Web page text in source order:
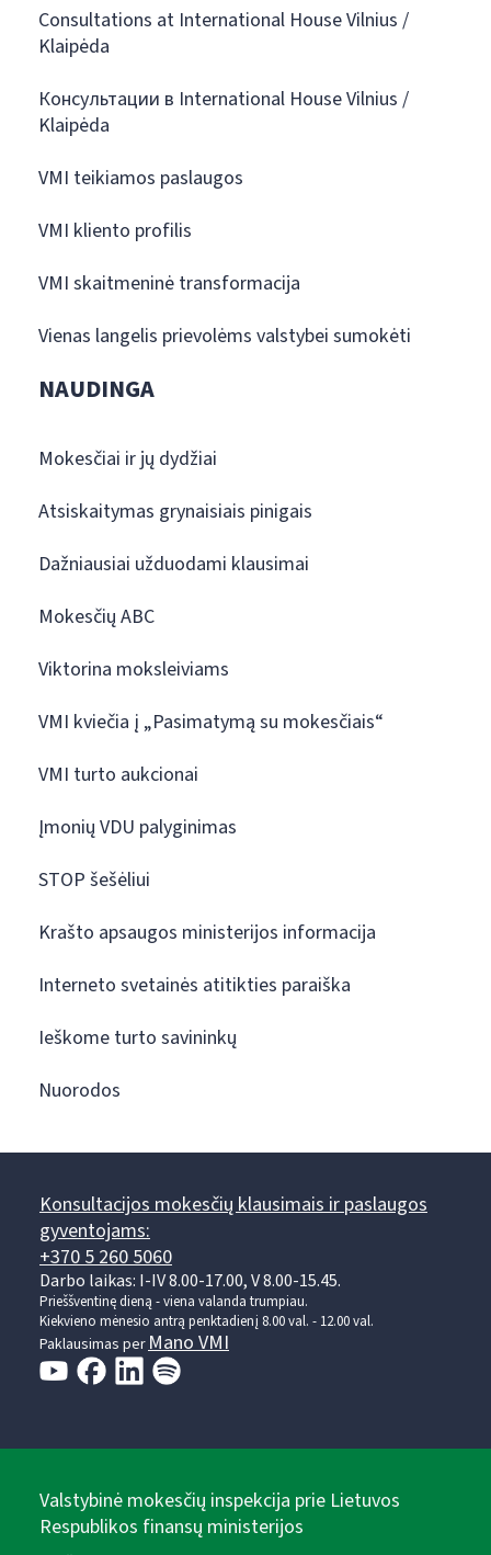
Consultations at International House Vilnius /
Klaipėda
Консультации в International House Vilnius /
Klaipėda
VMI teikiamos paslaugos
VMI kliento profilis
VMI skaitmeninė transformacija
Vienas langelis prievolėms valstybei sumokėti
NAUDINGA
Mokesčiai ir jų dydžiai
Atsiskaitymas grynaisiais pinigais
Dažniausiai užduodami klausimai
Mokesčių ABC
Viktorina moksleiviams
VMI kviečia į „Pasimatymą su mokesčiais“
VMI turto aukcionai
Įmonių VDU palyginimas
STOP šešėliui
Krašto apsaugos ministerijos informacija
Interneto svetainės atitikties paraiška
Ieškome turto savininkų
Nuorodos
Konsultacijos mokesčių klausimais ir paslaugos
gyventojams:
+370 5 260 5060
Darbo laikas: I-IV 8.00-17.00, V 8.00-15.45.
Prieššventinę dieną - viena valanda trumpiau.
Kiekvieno mėnesio antrą penktadienį 8.00 val. - 12.00 val.
Paklausimas perMano VMI
Valstybinė mokesčių inspekcija prie Lietuvos
Respublikos finansų ministerijos